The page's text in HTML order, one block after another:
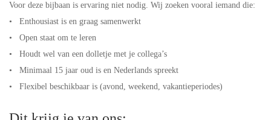
Voor deze bijbaan is ervaring niet nodig. Wij zoeken vooral iemand die:
• Enthousiast is en graag samenwerkt
• Open staat om te leren
• Houdt wel van een dolletje met je collega’s
• Minimaal 15 jaar oud is en Nederlands spreekt
• Flexibel beschikbaar is (avond, weekend, vakantieperiodes)